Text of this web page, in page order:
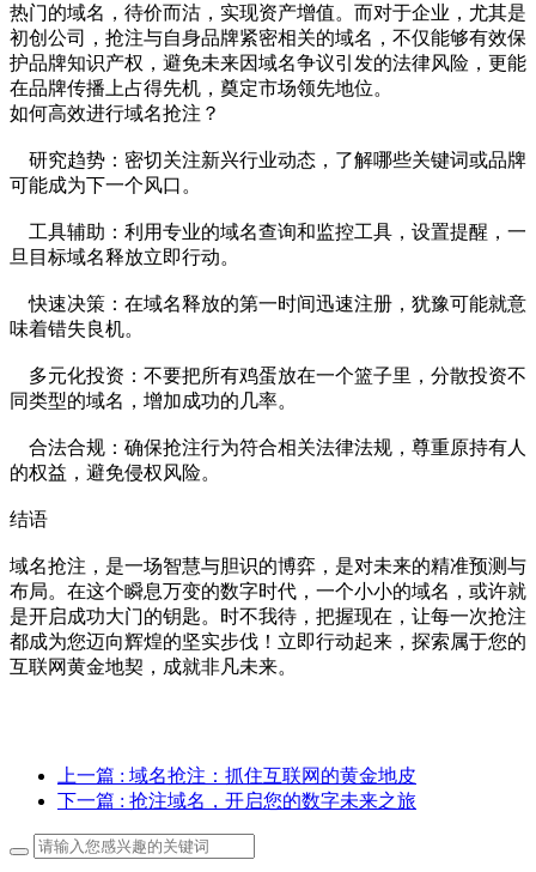
热门的域名，待价而沽，实现资产增值。而对于企业，尤其是
初创公司，抢注与自身品牌紧密相关的域名，不仅能够有效保
护品牌知识产权，避免未来因域名争议引发的法律风险，更能
在品牌传播上占得先机，奠定市场领先地位。
如何高效进行域名抢注？
研究趋势：密切关注新兴行业动态，了解哪些关键词或品牌
可能成为下一个风口。
工具辅助：利用专业的域名查询和监控工具，设置提醒，一
旦目标域名释放立即行动。
快速决策：在域名释放的第一时间迅速注册，犹豫可能就意
味着错失良机。
多元化投资：不要把所有鸡蛋放在一个篮子里，分散投资不
同类型的域名，增加成功的几率。
合法合规：确保抢注行为符合相关法律法规，尊重原持有人
的权益，避免侵权风险。
结语
域名抢注，是一场智慧与胆识的博弈，是对未来的精准预测与
布局。在这个瞬息万变的数字时代，一个小小的域名，或许就
是开启成功大门的钥匙。时不我待，把握现在，让每一次抢注
都成为您迈向辉煌的坚实步伐！立即行动起来，探索属于您的
互联网黄金地契，成就非凡未来。
上一篇 : 域名抢注：抓住互联网的黄金地皮
下一篇 : 抢注域名，开启您的数字未来之旅